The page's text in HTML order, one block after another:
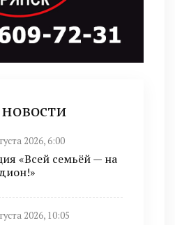
2026, 6:00
«Всей семьёй — на
2026, 10:05